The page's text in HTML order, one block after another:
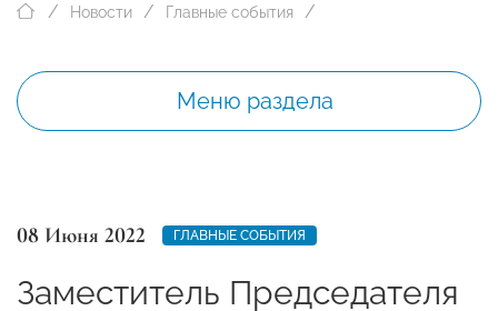
Новости Главные события
Меню раздела
08 Июня 2022 ГЛАВНЫЕ СОБЫТИЯ
Заместитель Председателя